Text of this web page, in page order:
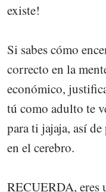
existe!
Si sabes cómo
correcto en la
económico,
tú como adulto te
para ti jajaja, así
en el cerebro.
RECUERDA, eres